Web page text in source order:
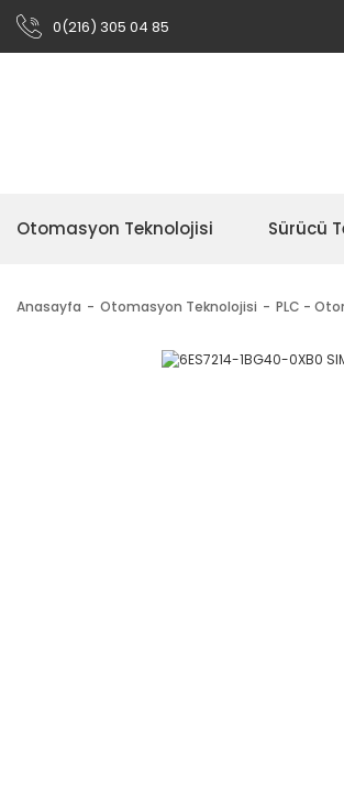
0(216) 305 04 85
Otomasyon Teknolojisi Sürücü
Anasayfa Otomasyon Teknolojisi PLC -